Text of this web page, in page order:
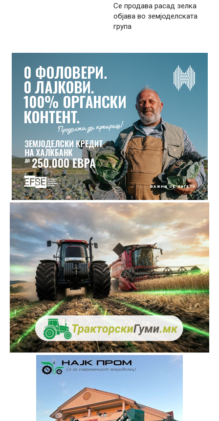
Се продава расад зелка
објава во земјоделската
група